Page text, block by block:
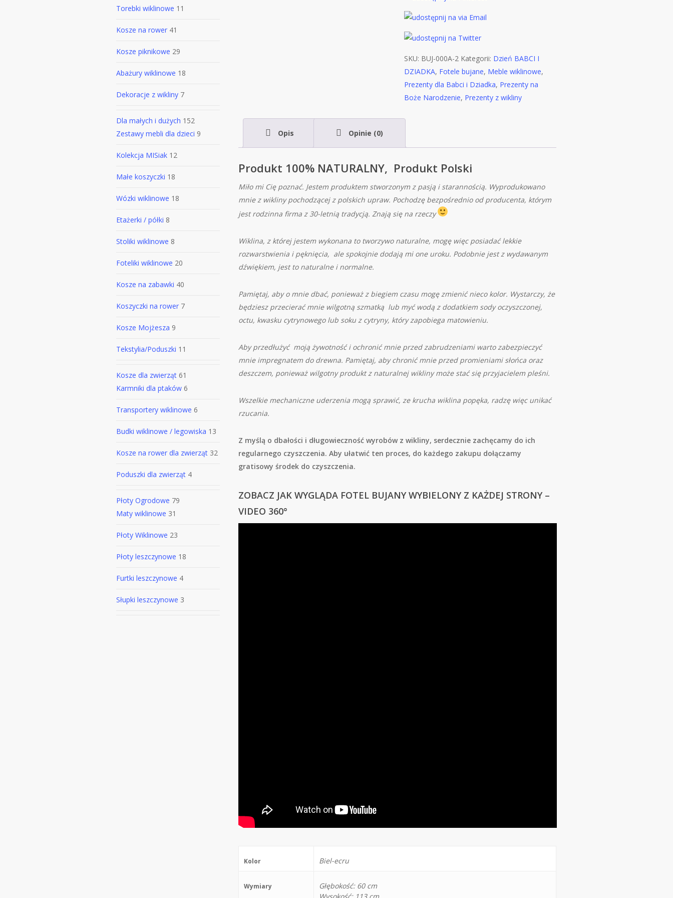
Torebki wiklinowe 11
Kosze na rower 41
Kosze piknikowe 29
Abażury wiklinowe 18
Dekoracje z wikliny 7
Dla małych i dużych 152
Zestawy mebli dla dzieci 9
Kolekcja MISiak 12
Małe koszyczki 18
Wózki wiklinowe 18
Etażerki / półki 8
Stoliki wiklinowe 8
Foteliki wiklinowe 20
Kosze na zabawki 40
Koszyczki na rower 7
Kosze Mojżesza 9
Tekstylia/Poduszki 11
Kosze dla zwierząt 61
Karmniki dla ptaków 6
Transportery wiklinowe 6
Budki wiklinowe / legowiska 13
Kosze na rower dla zwierząt 32
Poduszki dla zwierząt 4
Płoty Ogrodowe 79
Maty wiklinowe 31
Płoty Wiklinowe 23
Płoty leszczynowe 18
Furtki leszczynowe 4
Słupki leszczynowe 3
SKU: BUJ-000A-2 Kategorii: Dzień BABCI I
DZIADKA, Fotele bujane, Meble wiklinowe,
Prezenty dla Babci i Dziadka, Prezenty na
Boże Narodzenie, Prezenty z wikliny
Opis Opinie (0)
Produkt 100% NATURALNY, Produkt Polski
Miło mi Cię poznać. Jestem produktem stworzonym z pasją i starannością. Wyprodukowano
mnie z wikliny pochodzącej z polskich upraw. Pochodzę bezpośrednio od producenta, którym
jest rodzinna firma z 30-letnią tradycją. Znają się na rzeczy
Wiklina, z której jestem wykonana to tworzywo naturalne, mogę więc posiadać lekkie
rozwarstwienia i pęknięcia, ale spokojnie dodają mi one uroku. Podobnie jest z wydawanym
dźwiękiem, jest to naturalne i normalne.
Pamiętaj, aby o mnie dbać, ponieważ z biegiem czasu mogę zmienić nieco kolor. Wystarczy, że
będziesz przecierać mnie wilgotną szmatką lub myć wodą z dodatkiem sody oczyszczonej,
octu, kwasku cytrynowego lub soku z cytryny, który zapobiega matowieniu.
Aby przedłużyć moją żywotność i ochronić mnie przed zabrudzeniami warto zabezpieczyć
mnie impregnatem do drewna. Pamiętaj, aby chronić mnie przed promieniami słońca oraz
deszczem, ponieważ wilgotny produkt z naturalnej wikliny może stać się przyjacielem pleśni.
Wszelkie mechaniczne uderzenia mogą sprawić, ze krucha wiklina popęka, radzę więc unikać
rzucania.
Z myślą o dbałości i długowieczność wyrobów z wikliny, serdecznie zachęcamy do ich
regularnego czyszczenia. Aby ułatwić ten proces, do każdego zakupu dołączamy
gratisowy środek do czyszczenia.
ZOBACZ JAK WYGLĄDA FOTEL BUJANY WYBIELONY Z KAŻDEJ STRONY –
VIDEO 360°
Kolor Biel-ecru
Wymiary
Głębokość: 60 cm
Wysokość: 113 cm